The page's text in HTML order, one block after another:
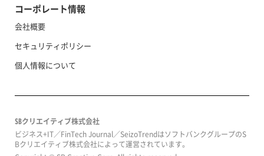
コーポレート情報
会社概要
セキュリティポリシー
個人情報について
SBクリエイティブ株式会社
ビジネス+IT／FinTech Journal／SeizoTrendはソフトバンクグループのS
Bクリエイティブ株式会社によって運営されています。